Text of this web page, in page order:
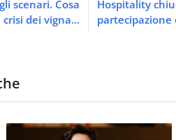
scenari. Cosa
dei vigna...
Hospitality
partecipazione